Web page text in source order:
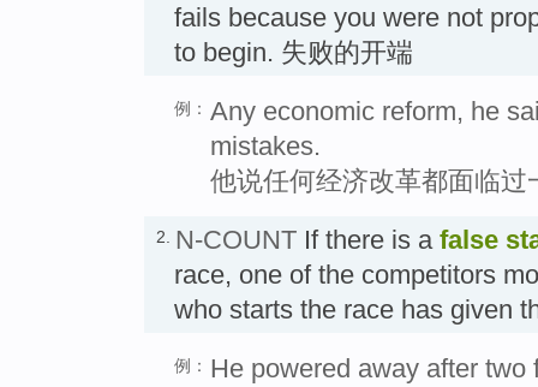
fails because you were not
to begin. 失败的开端
例： Any economic reform, he
mistakes.
他说任何经济改革都面临
2. N-COUNT If there is a false
race, one of the competitors
who starts the race has given
例： He powered away after